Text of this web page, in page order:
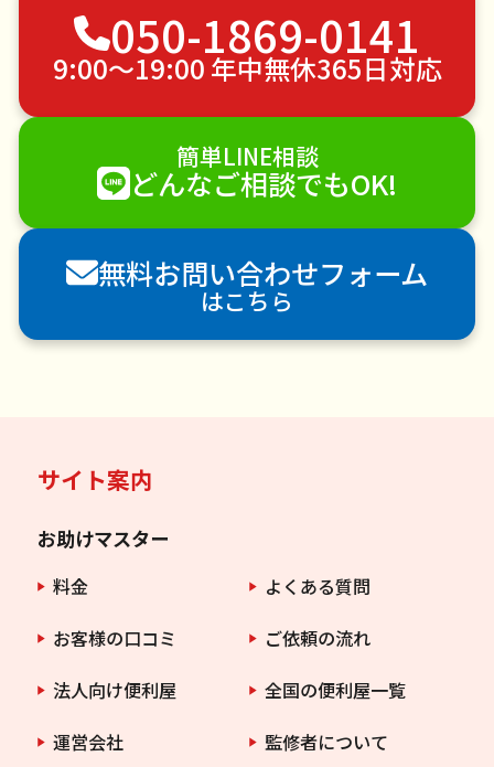
ゴミ屋敷片付け
引っ越し
植木の剪定
植木の伐採
手すり取り付け
ペットのお世話
エアコンクリーニング
DIY・日曜大工
ハウスクリーニング
雪かき・雪下ろし
襖（ふすま）の張替え
空き家管理
各種代行
害獣駆除
防草シート施工
ナメクジ駆除
害虫駆除
050-1869-0141
9:00〜19:00 年中無休365日対応
簡単LINE相談
どんなご相談でもOK!
無料お問い合わせフォーム
はこちら
サイト案内
お助けマスター
料金
よくある質問
お客様の口コミ
ご依頼の流れ
法人向け便利屋
全国の便利屋一覧
運営会社
監修者について